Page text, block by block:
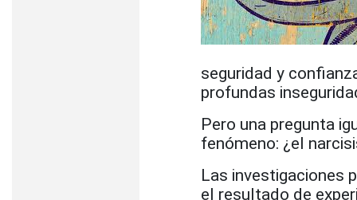
seguridad y
profundas
Pero una pregunta
fenómeno: ¿el
Las investigaciones
el resultado de